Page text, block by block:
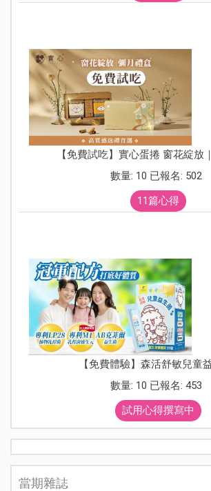
【免費試吃】實心蛋捲 窗花綻放
數量: 10 已報名: 502
11篇心得
【免費體驗】森活舒敏兒童
數量: 10 已報名: 453
試用心得撰寫中
當期雜誌